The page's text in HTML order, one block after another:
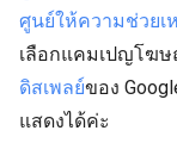
ศูนย์ให้ความช่วยเ
เลือกแคมเปญโฆ
ดิสเพลย์ของ
แสดงได้ค่ะ